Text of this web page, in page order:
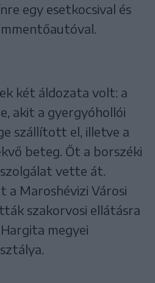
egy esetkocsival és
két áldozata volt: a
akit a gyergyóhollói
szállított el, illetve a
beteg. Őt a borszéki
vette át.
a Maroshévizi Városi
szakorvosi ellátásra
megyei